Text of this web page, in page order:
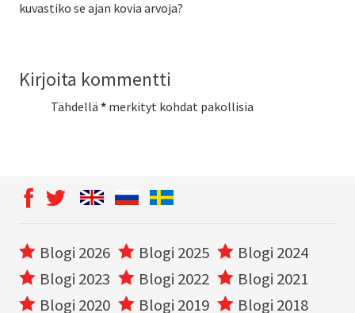
kuvastiko se ajan kovia arvoja?
Kirjoita kommentti
Tähdellä * merkityt kohdat pakollisia
Blogi 2026 Blogi 2025
Blogi 2024
Blogi 2023
Blogi 2022
Blogi 2021
Blogi 2020
Blogi 2019 Blogi 2018